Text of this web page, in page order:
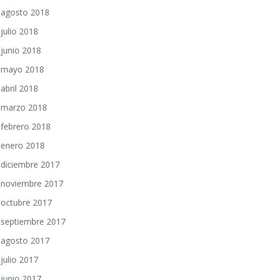
agosto 2018
julio 2018
junio 2018
mayo 2018
abril 2018
marzo 2018
febrero 2018
enero 2018
diciembre 2017
noviembre 2017
octubre 2017
septiembre 2017
agosto 2017
julio 2017